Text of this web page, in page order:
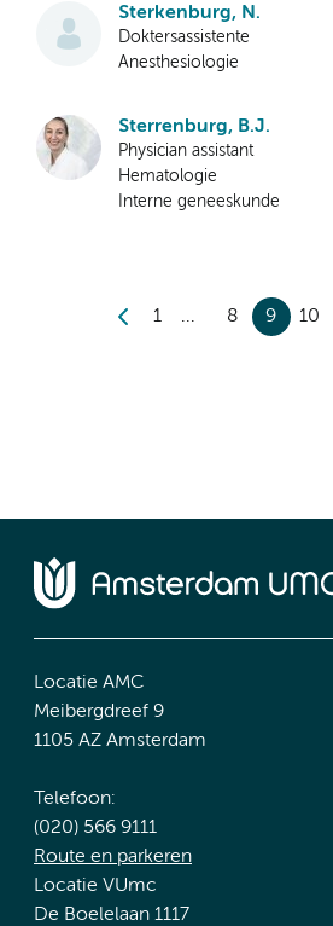
Sterkenburg, N.
Doktersassistente
Anesthesiologie
Sterrenburg, B.J.
Physician assistant
Hematologie
Interne geneeskunde
1 8 9 10
Locatie AMC
Meibergdreef 9
1105 AZ Amsterdam
Telefoon:
(020) 566 9111
Route en parkeren
Locatie VUmc
De Boelelaan 1117